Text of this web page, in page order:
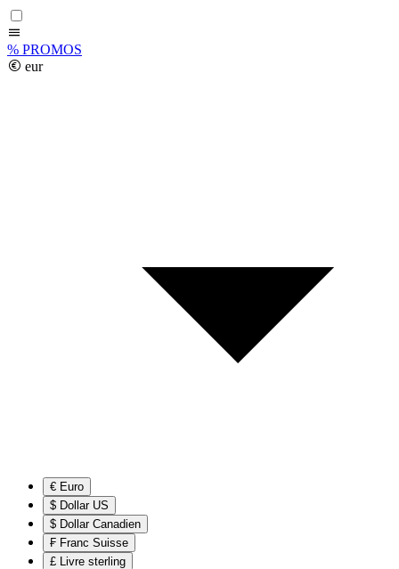
% PROMOS
eur
€ Euro
$ Dollar US
$ Dollar Canadien
₣ Franc Suisse
£ Livre sterling